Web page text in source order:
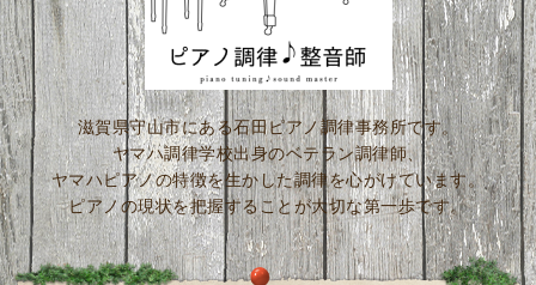
滋賀県守山市にある石田ピアノ調律事務所です。
ヤマハ調律学校出身のベテラン調律師、
ヤマハピアノの特徴を生かした調律を心がけています。
ピアノの現状を把握することが大切な第一歩です。